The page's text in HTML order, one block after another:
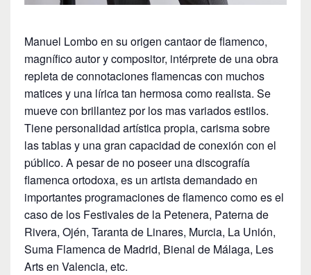
Manuel Lombo en su origen cantaor de flamenco,
magnífico autor y compositor, intérprete de una obra
repleta de connotaciones flamencas con muchos
matices y una lírica tan hermosa como realista. Se
mueve con brillantez por los mas variados estilos.
Tiene personalidad artística propia, carisma sobre
las tablas y una gran capacidad de conexión con el
público. A pesar de no poseer una discografía
flamenca ortodoxa, es un artista demandado en
importantes programaciones de flamenco como es el
caso de los Festivales de la Petenera, Paterna de
Rivera, Ojén, Taranta de Linares, Murcia, La Unión,
Suma Flamenca de Madrid, Bienal de Málaga, Les
Arts en Valencia, etc.